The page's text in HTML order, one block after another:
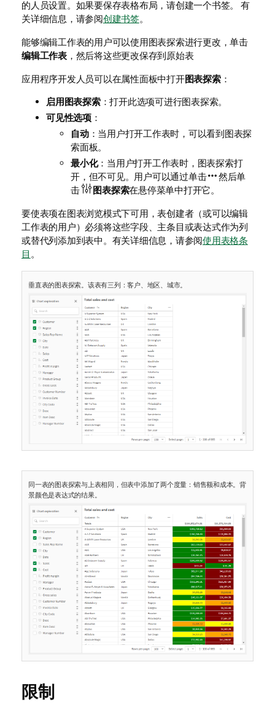
的人员设置。如果要保存表格布局，请创建一个书签。
有
关详细信息，请参阅创建书签。
能够编辑工作表的用户可以使用图表探索进行更改，单击
编辑工作表，然后将这些更改保存到原始表
应用程序开发人员可以在属性面板中打开图表探索：
启用图表探索：打开此选项可进行图表探索。
可见性选项：
自动：当用户打开工作表时，可以看到图表探
索面板。
最小化：当用户打开工作表时，图表探索打
开，但不可见。用户可以通过单击
然后单
击
图表探索在悬停菜单中打开它。
要使表项在图表浏览模式下可用，表创建者（或可以编辑
工作表的用户）必须将这些字段、主条目或表达式作为列
或替代列添加到表中。有关详细信息，请参阅使用表格条
目 。
垂直表的图表探索。该表有三列：客户、地区、城市。
同一表的图表探索与上表相同，但表中添加了两个度量：销售额和成本。背
景颜色是表达式的结果。
限制